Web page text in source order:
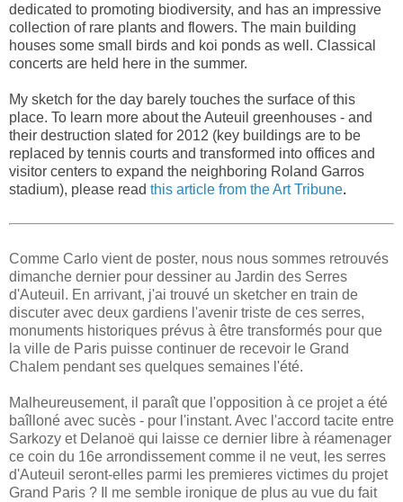
dedicated to promoting biodiversity, and has an impressive
collection of rare plants and flowers. The main building
houses some small birds and koi ponds as well. Classical
concerts are held here in the summer.
My sketch for the day barely touches the surface of this
place. To learn more about the Auteuil greenhouses - and
their destruction slated for 2012 (key buildings are to be
replaced by tennis courts and transformed into offices and
visitor centers to expand the neighboring Roland Garros
stadium), please read this article from the Art Tribune.
Comme Carlo vient de poster, nous nous sommes retrouvés
dimanche dernier pour dessiner au Jardin des Serres
d'Auteuil. En arrivant, j'ai trouvé un sketcher en train de
discuter avec deux gardiens l'avenir triste de ces serres,
monuments historiques prévus à être transformés pour que
la ville de Paris puisse continuer de recevoir le Grand
Chalem pendant ses quelques semaines l'été.
Malheureusement, il paraît que l'opposition à ce projet a été
baîlloné avec sucès - pour l'instant. Avec l'accord tacite entre
Sarkozy et Delanoë qui laisse ce dernier libre à réamenager
ce coin du 16e arrondissement comme il ne veut, les serres
d'Auteuil seront-elles parmi les premieres victimes du projet
Grand Paris ? Il me semble ironique de plus au vue du fait